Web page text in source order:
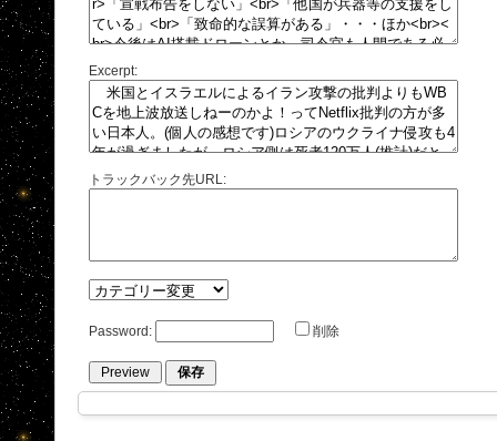
Excerpt:
トラックバック先URL:
Password: 削除